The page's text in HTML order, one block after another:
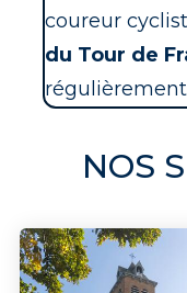
coureur
du Tour de
NOS